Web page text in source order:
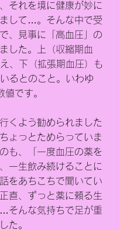
それを境に健康が妙に
して…。そんな中で受
、見事に「高血圧」の
した。上（収縮期血
、下（拡張期血圧）も
るとのこと。いわゆ
値です。
くよう勧められました
ょっとためらっていま
も、「一度血圧の薬を
一生飲み続けることに
をあちこちで聞いてい
直、ずっと薬に頼る生
そんな気持ちで足が重
た。